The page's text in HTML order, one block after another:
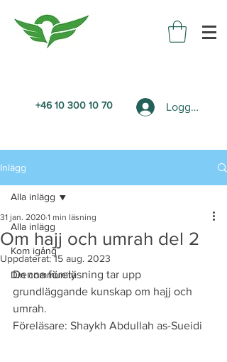
+46 10 300 10 70 Logga in
Inlägg
Alla inlägg
Kom igång
Din community
Alla inlägg
Om hajj och umrah del 2
31 jan. 2020 1 min läsning
Uppdaterat:15 aug. 2023
Denna föreläsning tar upp
grundläggande kunskap om hajj och
umrah.
Föreläsare: Shaykh Abdullah as-Sueidi